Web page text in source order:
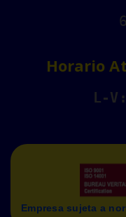
Horario
L-
Empresa sujeta a